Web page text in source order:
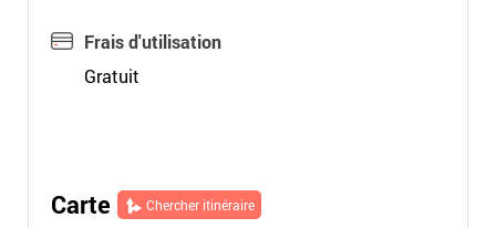
Frais d'utilisation
Gratuit
Carte Chercher itinéraire